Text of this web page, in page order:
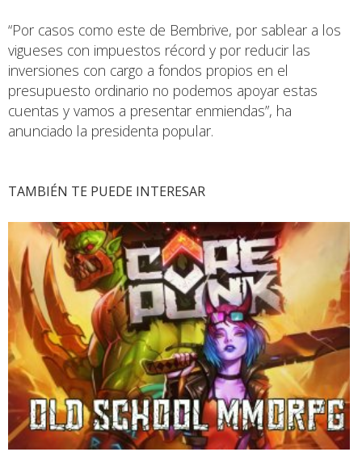
“Por casos como este de Bembrive, por sablear a los
vigueses con impuestos récord y por reducir las
inversiones con cargo a fondos propios en el
presupuesto ordinario no podemos apoyar estas
cuentas y vamos a presentar enmiendas”, ha
anunciado la presidenta popular.
TAMBIÉN TE PUEDE INTERESAR